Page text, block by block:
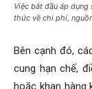
Việc bắt đầu áp
thức về chi phí,
Bên cạnh đó,
cung hạn chế,
hoặc khan